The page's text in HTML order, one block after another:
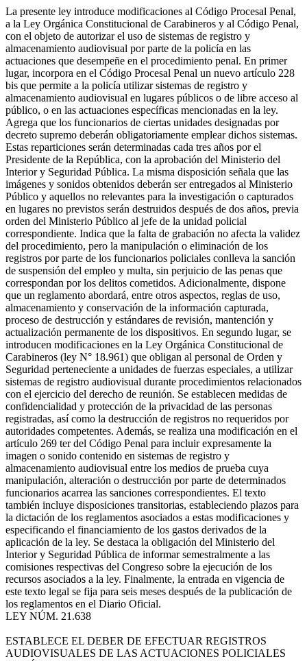
La presente ley introduce modificaciones al Código Procesal Penal,
a la Ley Orgánica Constitucional de Carabineros y al Código Penal,
con el objeto de autorizar el uso de sistemas de registro y
almacenamiento audiovisual por parte de la policía en las
actuaciones que desempeñe en el procedimiento penal. En primer
lugar, incorpora en el Código Procesal Penal un nuevo artículo 228
bis que permite a la policía utilizar sistemas de registro y
almacenamiento audiovisual en lugares públicos o de libre acceso al
público, o en las actuaciones específicas mencionadas en la ley.
Agrega que los funcionarios de ciertas unidades designadas por
decreto supremo deberán obligatoriamente emplear dichos sistemas.
Estas reparticiones serán determinadas cada tres años por el
Presidente de la República, con la aprobación del Ministerio del
Interior y Seguridad Pública. La misma disposición señala que las
imágenes y sonidos obtenidos deberán ser entregados al Ministerio
Público y aquellos no relevantes para la investigación o capturados
en lugares no previstos serán destruidos después de dos años, previa
orden del Ministerio Público al jefe de la unidad policial
correspondiente. Indica que la falta de grabación no afecta la validez
del procedimiento, pero la manipulación o eliminación de los
registros por parte de los funcionarios policiales conlleva la sanción
de suspensión del empleo y multa, sin perjuicio de las penas que
correspondan por los delitos cometidos. Adicionalmente, dispone
que un reglamento abordará, entre otros aspectos, reglas de uso,
almacenamiento y conservación de la información capturada,
proceso de destrucción y estándares de revisión, mantención y
actualización permanente de los dispositivos. En segundo lugar, se
introducen modificaciones en la Ley Orgánica Constitucional de
Carabineros (ley N° 18.961) que obligan al personal de Orden y
Seguridad perteneciente a unidades de fuerzas especiales, a utilizar
sistemas de registro audiovisual durante procedimientos relacionados
con el ejercicio del derecho de reunión. Se establecen medidas de
confidencialidad y protección de la privacidad de las personas
registradas, así como la destrucción de registros no requeridos por
autoridades competentes. Además, se realiza una modificación en el
artículo 269 ter del Código Penal para incluir expresamente la
imagen o sonido contenido en sistemas de registro y
almacenamiento audiovisual entre los medios de prueba cuya
manipulación, alteración o destrucción por parte de determinados
funcionarios acarrea las sanciones correspondientes. El texto
también incluye disposiciones transitorias, estableciendo plazos para
la dictación de los reglamentos asociados a estas modificaciones y
especificando el financiamiento de los gastos derivados de la
aplicación de la ley. Se destaca la obligación del Ministerio del
Interior y Seguridad Pública de informar semestralmente a las
comisiones respectivas del Congreso sobre la ejecución de los
recursos asociados a la ley. Finalmente, la entrada en vigencia de
este texto legal se fija para seis meses después de la publicación de
los reglamentos en el Diario Oficial.
LEY NÚM. 21.638
ESTABLECE EL DEBER DE EFECTUAR REGISTROS
AUDIOVISUALES DE LAS ACTUACIONES POLICIALES